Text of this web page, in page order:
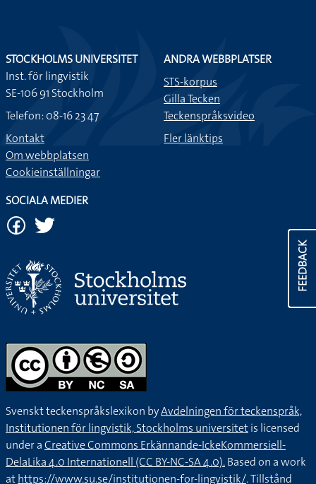
FEEDBACK
STOCKHOLMS UNIVERSITET
Inst. för lingvistik
SE-106 91 Stockholm
Telefon: 08-16 23 47
Kontakt
Om webbplatsen
Cookieinställningar
ANDRA WEBBPLATSER
STS-korpus
Gilla Tecken
Teckenspråksvideo
Fler länktips
SOCIALA MEDIER
Svenskt teckenspråkslexikon byAvdelningen för teckenspråk,
Institutionen för lingvistik, Stockholms universitetis licensed
under aCreative Commons Erkännande-IckeKommersiell-
DelaLika 4.0 Internationell (CC BY-NC-SA 4.0).Based on a work
athttps://www.su.se/institutionen-for-lingvistik/. Tillstånd